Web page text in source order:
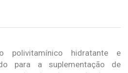
hidratante e
para a suplementação de